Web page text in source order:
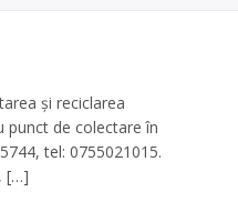
și reciclarea
punct de colectare în
tel: 0755021015.
[…]